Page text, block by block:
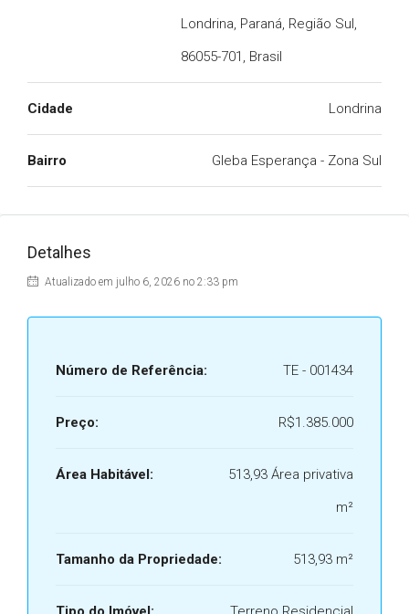
Londrina, Paraná, Região Sul,
86055-701, Brasil
Cidade Londrina
Bairro Gleba Esperança - Zona Sul
Detalhes
Atualizado em julho 6, 2026 no 2:33 pm
Número de Referência: TE - 001434
Preço: R$1.385.000
Área Habitável:
513,93 Área privativa
m²
Tamanho da Propriedade: 513,93 m²